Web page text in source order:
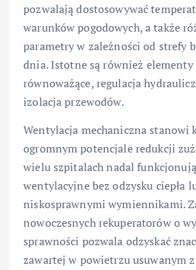
pozwalają dostosowywać
warunków pogodowych, a także
parametry w zależności od strefy
dnia. Istotne są również
równoważące, regulacja
izolacja przewodów.
Wentylacja mechaniczna stanowi
ogromnym potencjale redukcji
wielu szpitalach nadal
wentylacyjne bez odzysku ciepła
niskosprawnymi wymiennikami.
nowoczesnych rekuperatorów o
sprawności pozwala odzyskać
zawartej w powietrzu usuwanym